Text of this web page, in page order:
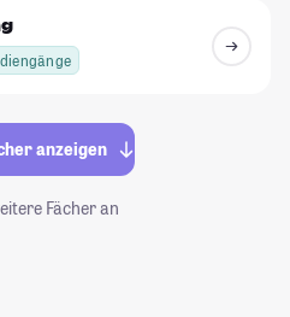
anzeigen
Fächer an